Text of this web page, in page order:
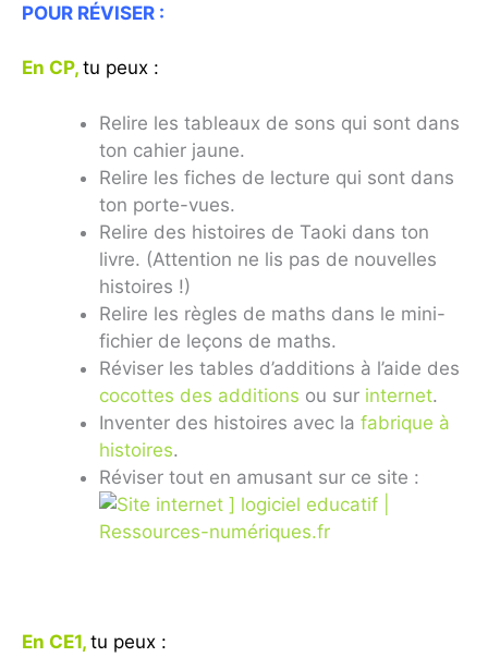
POUR RÉVISER :
En CP, tu peux :
Relire les tableaux de sons qui sont dans
ton cahier jaune.
Relire les fiches de lecture qui sont dans
ton porte-vues.
Relire des histoires de Taoki dans ton
livre. (Attention ne lis pas de nouvelles
histoires !)
Relire les règles de maths dans le mini-
fichier de leçons de maths.
Réviser les tables d’additions à l’aide des
cocottes des additions ou sur internet.
Inventer des histoires avec la fabrique à
histoires.
Réviser tout en amusant sur ce site :
En CE1, tu peux :